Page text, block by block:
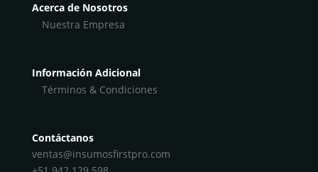
Acerca de Nosotros
Nuestra Empresa
Información Adicional
Términos & Condiciones
Contáctanos
ventas@insumosfirstpro.com